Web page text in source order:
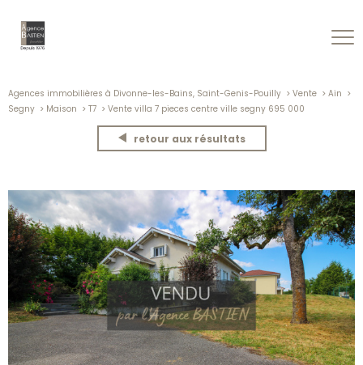
Agences immobilières à Divonne-les-Bains, Saint-Genis-Pouilly Vente
Ain
Segny
Maison T7 Vente villa 7 pieces centre ville segny 695 000
retour aux résultats